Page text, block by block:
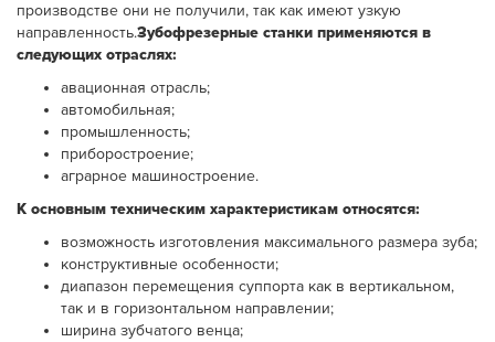
производстве они не получили, так как имеют узкую
направленность.Зубофрезерные станки применяются в
следующих отраслях:
авационная отрасль;
автомобильная;
промышленность;
приборостроение;
аграрное машиностроение.
К основным техническим характеристикам относятся:
возможность изготовления максимального размера зуба;
конструктивные особенности;
диапазон перемещения суппорта как в вертикальном,
так и в горизонтальном направлении;
ширина зубчатого венца;